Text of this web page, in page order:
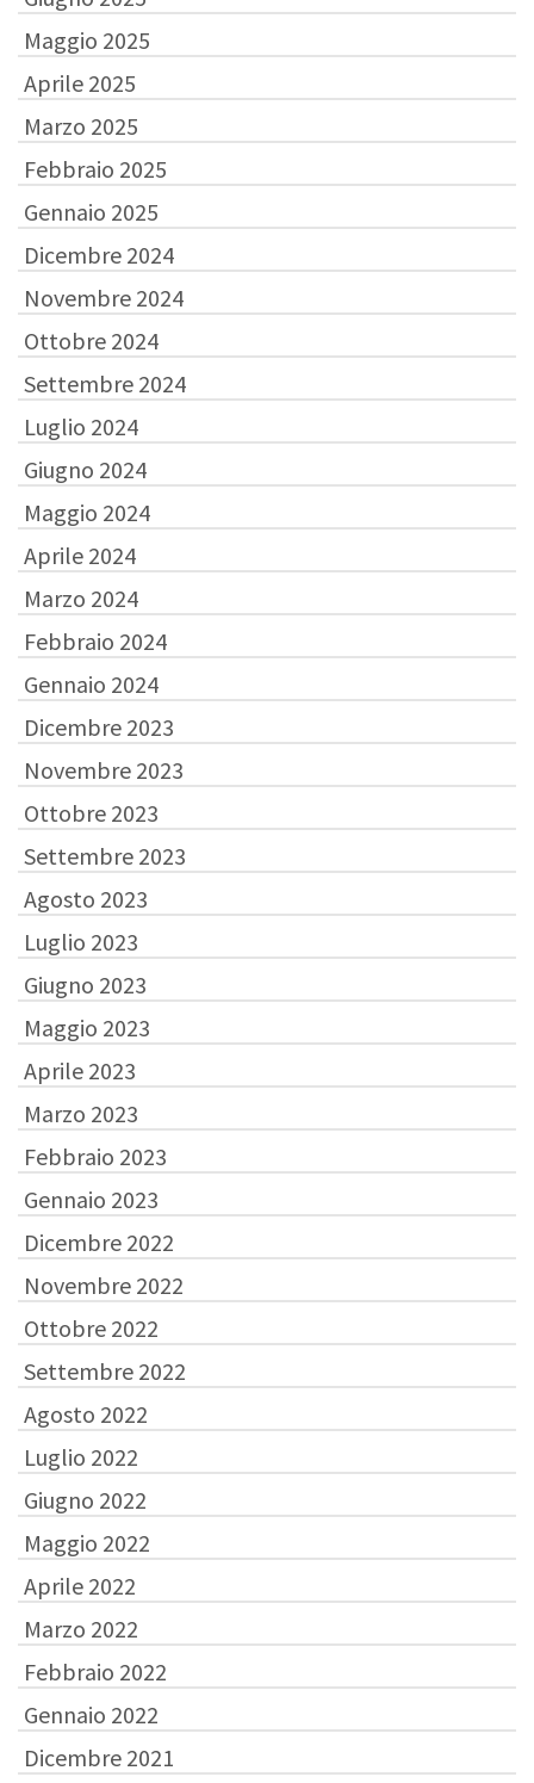
Maggio 2025
Aprile 2025
Marzo 2025
Febbraio 2025
Gennaio 2025
Dicembre 2024
Novembre 2024
Ottobre 2024
Settembre 2024
Luglio 2024
Giugno 2024
Maggio 2024
Aprile 2024
Marzo 2024
Febbraio 2024
Gennaio 2024
Dicembre 2023
Novembre 2023
Ottobre 2023
Settembre 2023
Agosto 2023
Luglio 2023
Giugno 2023
Maggio 2023
Aprile 2023
Marzo 2023
Febbraio 2023
Gennaio 2023
Dicembre 2022
Novembre 2022
Ottobre 2022
Settembre 2022
Agosto 2022
Luglio 2022
Giugno 2022
Maggio 2022
Aprile 2022
Marzo 2022
Febbraio 2022
Gennaio 2022
Dicembre 2021